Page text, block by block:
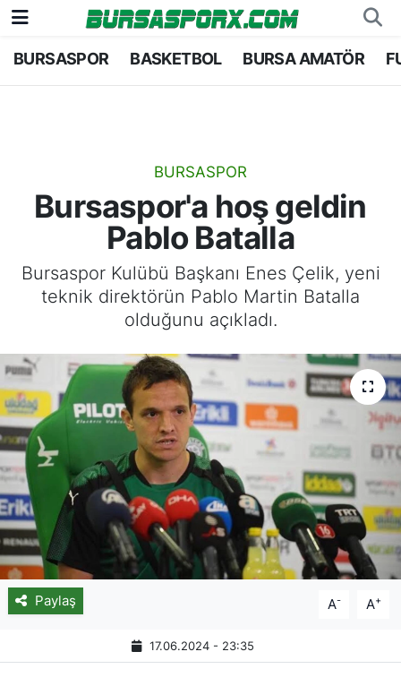
BURSASPOR BASKETBOL BURSA AMATÖR
BURSASPOR
Bursaspor'a hoş geldin
Pablo Batalla
Bursaspor Kulübü Başkanı Enes Çelik, yeni
teknik direktörün Pablo Martin Batalla
olduğunu açıkladı.
Paylaş A- A+
17.06.2024 - 23:35
Bursaspor
Bursa Amatör
Hentbol
Voleybol
Bursa Nöbetçi Eczaneler
Bursa Trafik Yoğunluk Haritası
TFF 1.Lig Puan Durumu ve Fikstür
Tüm Manşetler
Haber Arşivi